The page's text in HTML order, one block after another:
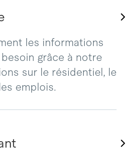
les informations
grâce à notre
sur le résidentiel, le
emplois.